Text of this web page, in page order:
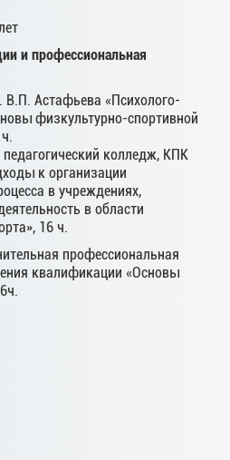
и профессиональная
Астафьева «Психолого-
физкультурно-спортивной
колледж, КПК
к организации
в учреждениях,
в области
16 ч.
профессиональная
квалификации «Основы